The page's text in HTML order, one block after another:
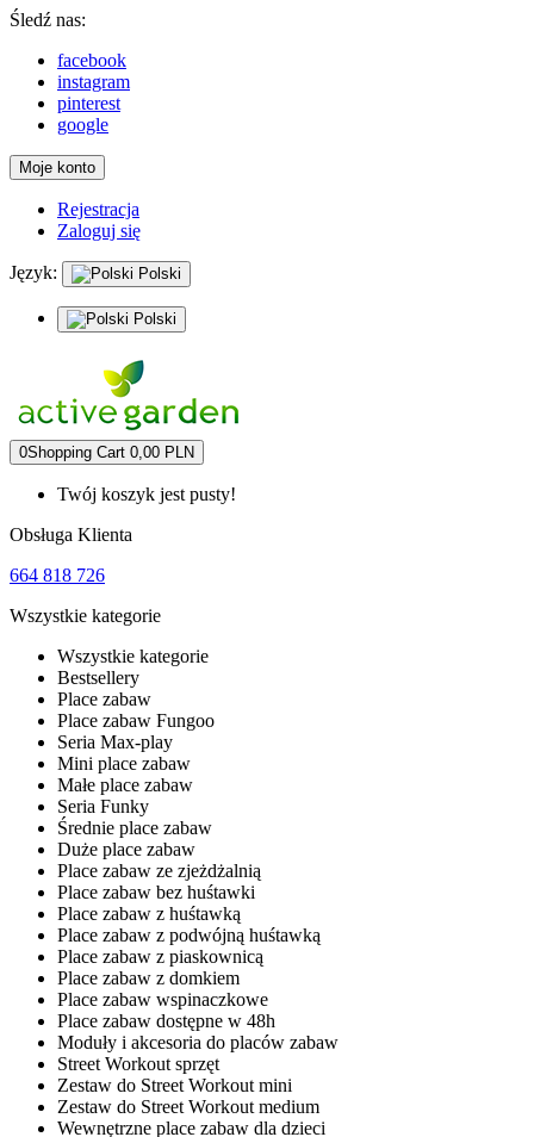
Śledź nas:
facebook
instagram
pinterest
google
Moje konto
Rejestracja
Zaloguj się
Język: Polski
Polski
0Shopping Cart 0,00 PLN
Twój koszyk jest pusty!
Obsługa Klienta
664 818 726
Wszystkie kategorie
Wszystkie kategorie
Bestsellery
Place zabaw
Place zabaw Fungoo
Seria Max-play
Mini place zabaw
Małe place zabaw
Seria Funky
Średnie place zabaw
Duże place zabaw
Place zabaw ze zjeżdżalnią
Place zabaw bez huśtawki
Place zabaw z huśtawką
Place zabaw z podwójną huśtawką
Place zabaw z piaskownicą
Place zabaw z domkiem
Place zabaw wspinaczkowe
Place zabaw dostępne w 48h
Moduły i akcesoria do placów zabaw
Street Workout sprzęt
Zestaw do Street Workout mini
Zestaw do Street Workout medium
Wewnętrzne place zabaw dla dzieci